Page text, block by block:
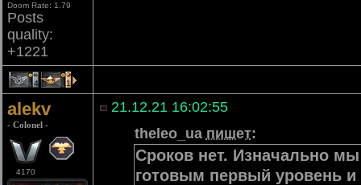
Doom Rate: 1.79
Posts
quality:
+1221
4 1
alekv
- Colonel -
4170
21.12.21 16:02:55
theleo_ua пишет:
Сроков нет. Изначально
готовым первый уровень и